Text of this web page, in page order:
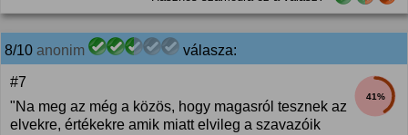
8/10 anonim válasza:
41%
#7
"Na meg az még a közös, hogy magasról tesznek az
elvekre, értékekre amik miatt elvileg a szavazóik